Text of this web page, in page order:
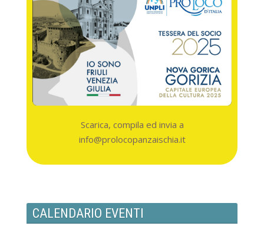
Scarica, compila ed invia a
info@prolocopanzaischia.it
CALENDARIO EVENTI